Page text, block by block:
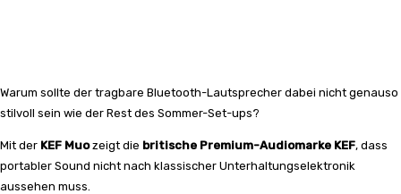
Warum sollte der tragbare Bluetooth-Lautsprecher dabei nicht genauso
stilvoll sein wie der Rest des Sommer-Set-ups?
Mit der KEF Muozeigt die britische Premium-Audiomarke KEF, dass
portabler Sound nicht nach klassischer Unterhaltungselektronik
aussehen muss.